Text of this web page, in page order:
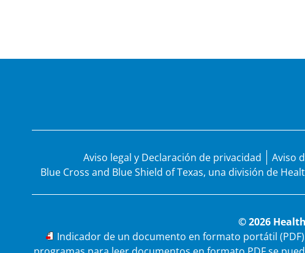
Aviso legal y Declaración de privacidad Aviso
Blue Cross and Blue Shield of Texas, una división de
© 2026
PDF
Indicador de un documento en formato portátil